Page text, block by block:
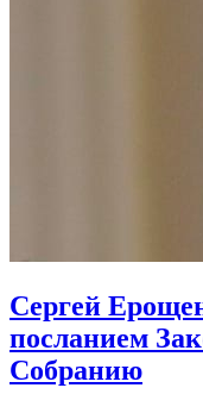
Сергей
посланием
Собранию